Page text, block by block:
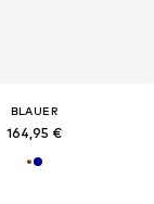
BLAUER
164,95 €